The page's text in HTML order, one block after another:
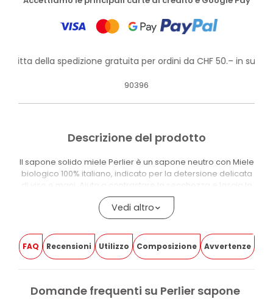
della spedizione gratuita per ordini da CHF 50.– in su!
90396
Descrizione del prodotto
Il sapone solido miele Perlier è un sapone neutro con Miele
biologico 100% italiano, indicato per la detersione delicata
di viso e mani. Aiuta a contrastare la secchezza e lascia la
pelle morbida e vellutata.
La formula è arricchita con Glicerina e Sorbitolo, ingredienti
morbidezza durante la detersione. A contatto con l’acqua
produce una schiuma morbida e si risciacqua facilmente.
formato solido è pratico da usare e conservare.
Vedi altro
FAQ Recensioni Utilizzo Composizione Avvertenze
Domande frequenti su Perlier sapone